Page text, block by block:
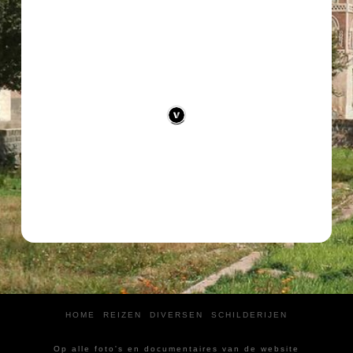
HOME REIZEN DIVERSEN SCHILDERIJEN
Op alle foto's en documentaires van de website